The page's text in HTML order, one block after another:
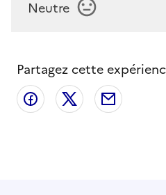
Neutre
Partagez cette
Partager sur Facebook
Partager sur X